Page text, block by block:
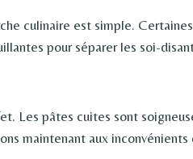
culinaire est simple.
pour séparer les soi-
Les pâtes cuites sont
maintenant aux